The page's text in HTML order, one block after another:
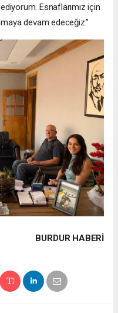
Esnaflarımız için
devam edeceğiz.”
BURDUR HABERİ